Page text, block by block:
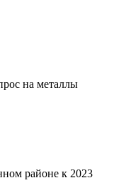
на металлы
районе к 2023